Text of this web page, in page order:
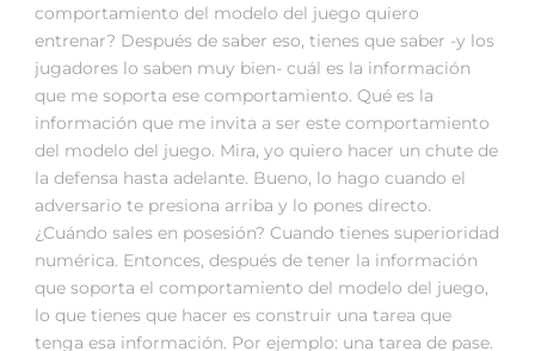
comportamiento del modelo del juego quiero
entrenar? Después de saber eso, tienes que saber -y los
jugadores lo saben muy bien- cuál es la información
que me soporta ese comportamiento. Qué es la
información que me invita a ser este comportamiento
del modelo del juego. Mira, yo quiero hacer un chute de
la defensa hasta adelante. Bueno, lo hago cuando el
adversario te presiona arriba y lo pones directo.
¿Cuándo sales en posesión? Cuando tienes superioridad
numérica. Entonces, después de tener la información
que soporta el comportamiento del modelo del juego,
lo que tienes que hacer es construir una tarea que
tenga esa información. Por ejemplo: una tarea de pase.